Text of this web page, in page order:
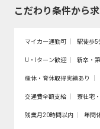
こだわり条件から
マイカー通勤可 駅徒歩5
U・Iターン歓迎 新卒・
産休・育休取得実績あり
交通費全額支給 寮社宅
残業月20時間以内 年間